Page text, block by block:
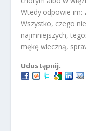
Wtedy odpowie im:
Wszystko, czego
najmniejszych,
mękę wieczną,
Udostępnij: